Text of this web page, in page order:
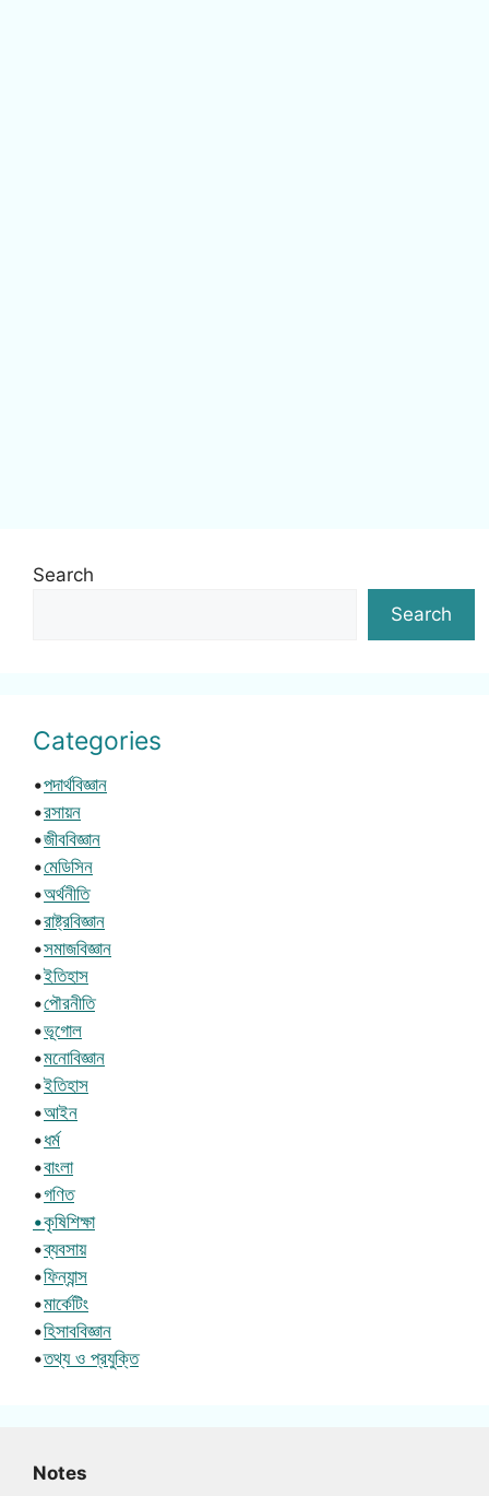
Search
Search
Categories
•পদার্থবিজ্ঞান
•রসায়ন
•জীববিজ্ঞান
•মেডিসিন
•অর্থনীতি
•রাষ্ট্রবিজ্ঞান
•সমাজবিজ্ঞান
•ইতিহাস
•পৌরনীতি
•ভূগোল
•মনোবিজ্ঞান
•ইতিহাস
•আইন
•ধর্ম
•বাংলা
•গণিত
•কৃষিশিক্ষা
•ব্যবসায়
•ফিন্যান্স
•মার্কেটিং
•হিসাববিজ্ঞান
•তথ্য ও প্রযুক্তি
Notes